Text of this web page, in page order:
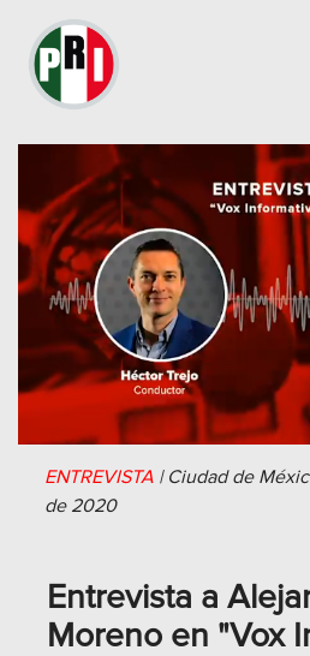
ENTREVISTA | Ciudad de
de 2020
Entrevista a
Moreno en "Vox